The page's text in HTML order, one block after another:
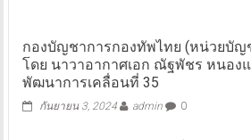
กองบัญชาการกองทัพไทย (หน่วยบั
โดย นาวาอากาศเอก ณัฐพัชร หนอง
พัฒนาการเคลื่อนที่ 35
กันยายน 3, 2024 admin 0